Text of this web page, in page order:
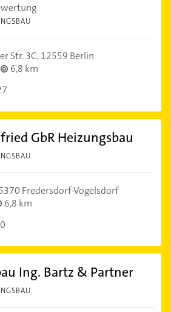
Str. 3C,12559 Berlin
6,8 km
GbR Heizungsbau
Fredersdorf-Vogelsdorf
6,8 km
Ing. Bartz & Partner